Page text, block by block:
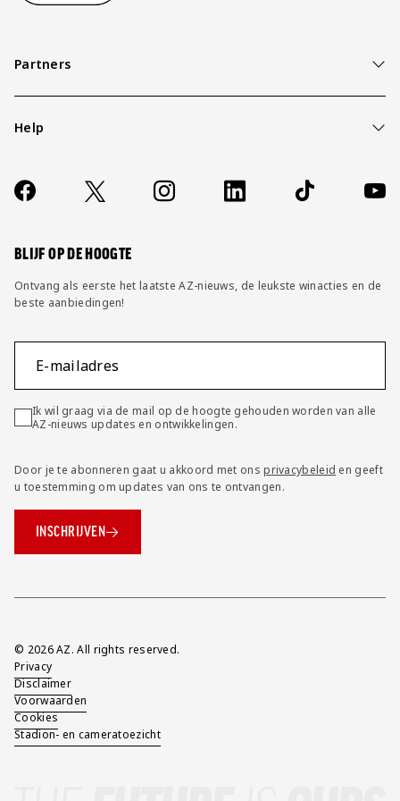
Partners
Help
Contact
FAQ
Socials
https://www.facebook.com/AZAlkmaar
X Instagram LinkedIn TikTok
BLIJF OP DE HOOGTE
Ontvang als eerste het laatste AZ-nieuws, de leukste winacties en de
beste aanbiedingen!
E-mailadres
Ik wil graag via de mail op de hoogte gehouden worden van alle
AZ-nieuws updates en ontwikkelingen.
Door je te abonneren gaat u akkoord met onsprivacybeleid en geeft
u toestemming om updates van ons te ontvangen.
INSCHRIJVEN
Overig
© 2026 AZ. All rights reserved.
Privacy
Disclaimer
Voorwaarden
Cookies
Stadion- en cameratoezicht